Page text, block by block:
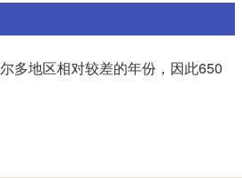
多地区相对较差的年份，因此650